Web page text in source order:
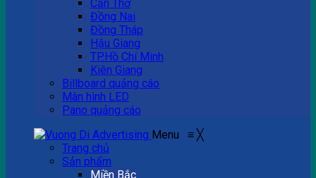
Cần Thơ
Đồng Nai
Đồng Tháp
Hậu Giang
TP.Hồ Chí Minh
Kiên Giang
Billboard quảng cáo
Màn hình LED
Pano quảng cáo
Menu ≡ ╳
Trang chủ
Sản phẩm
Miền Bắc